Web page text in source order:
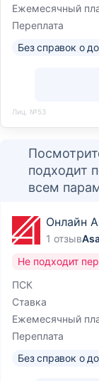
Ежемесячный
Переплата
Без справок о
Лиц. №53
подходит
всем
Онлайн
1 отзыв
ПСК
Ставка
Ежемесячный
Переплата
Не подходит
Без справок о